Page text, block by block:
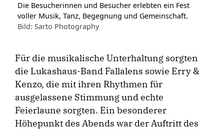
Die Besucherinnen und Besucher erlebten ein Fest
voller Musik, Tanz, Begegnung und Gemeinschaft.
Bild: Sarto Photography
Für die musikalische Unterhaltung sorgten
die Lukashaus-Band Fallalens sowie Erry &
Kenzo, die mit ihren Rhythmen für
ausgelassene Stimmung und echte
Feierlaune sorgten. Ein besonderer
Höhepunkt des Abends war der Auftritt des